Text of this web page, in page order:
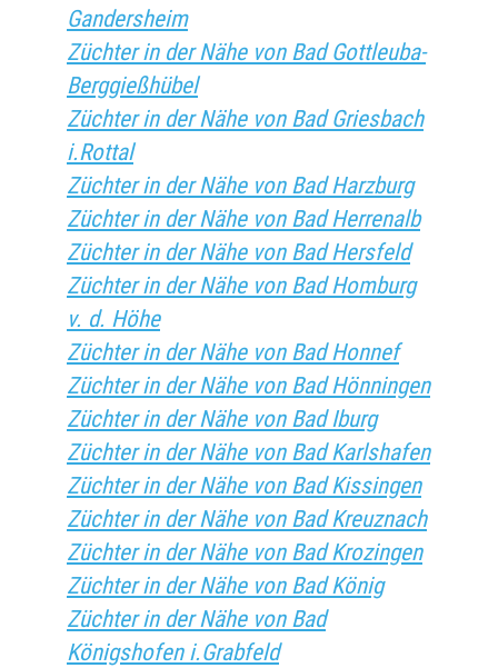
Gandersheim
Züchter in der Nähe von Bad Gottleuba-
Berggießhübel
Züchter in der Nähe von Bad Griesbach
i.Rottal
Züchter in der Nähe von Bad Harzburg
Züchter in der Nähe von Bad Herrenalb
Züchter in der Nähe von Bad Hersfeld
Züchter in der Nähe von Bad Homburg
v. d. Höhe
Züchter in der Nähe von Bad Honnef
Züchter in der Nähe von Bad Hönningen
Züchter in der Nähe von Bad Iburg
Züchter in der Nähe von Bad Karlshafen
Züchter in der Nähe von Bad Kissingen
Züchter in der Nähe von Bad Kreuznach
Züchter in der Nähe von Bad Krozingen
Züchter in der Nähe von Bad König
Züchter in der Nähe von Bad
Königshofen i.Grabfeld